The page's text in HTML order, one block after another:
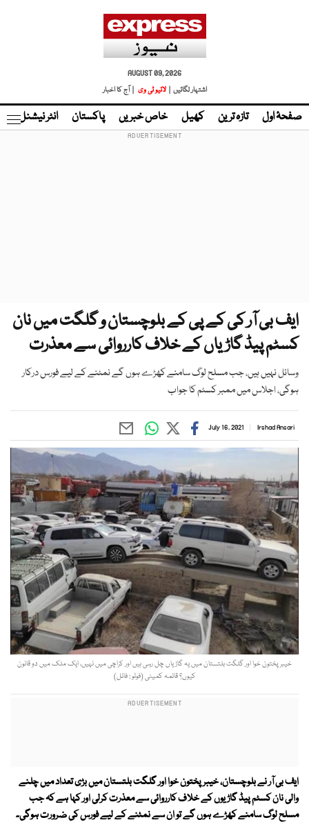
AUGUST 09, 2026
اشتہار لگائیں |
لائیو ٹی وی | آج کا اخبار
صفحۂ اول تازہ ترین کھیل خاص خبریں پاکستان انٹر نیشنل
ایف بی آر کی کے پی کے بلوچستان و گلگت میں نان
کسٹم پیڈ گاڑیاں کے خلاف کارروائی سے معذرت
وسائل نہیں ہیں، جب مسلح لوگ سامنے کھڑے ہوں گے نمٹنے کے لیے فورس درکار
ہوگی، اجلاس میں ممبر کسٹم کا جواب
Irshad Ansari
July 16, 2021
خیبر پختون خوا اور گلگت بلتستان میں یہ گاڑیاں چل رہی ہیں اور کراچی میں نہیں، ایک ملک میں دو قانون
کیوں؟ قائمہ کمیٹی (فوٹو : فائل)
ایف بی آر نے بلوچستان، خیبر پختون خوا اور گلگت بلتستان میں بڑی تعداد میں چلنے
والی نان کسٹم پیڈ گاڑیوں کے خلاف کارروائی سے معذرت کرلی اور کہا ہے کہ جب
مسلح لوگ سامنے کھڑے ہوں گے تو ان سے نمٹنے کے لیے فورس کی ضرورت ہوگی۔